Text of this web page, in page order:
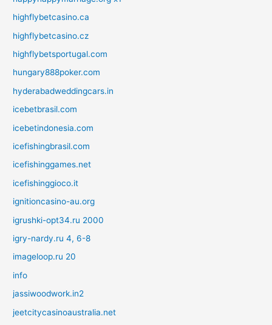
highflybetcasino.ca
highflybetcasino.cz
highflybetsportugal.com
hungary888poker.com
hyderabadweddingcars.in
icebetbrasil.com
icebetindonesia.com
icefishingbrasil.com
icefishinggames.net
icefishinggioco.it
ignitioncasino-au.org
igrushki-opt34.ru 2000
igry-nardy.ru 4, 6-8
imageloop.ru 20
info
jassiwoodwork.in2
jeetcitycasinoaustralia.net